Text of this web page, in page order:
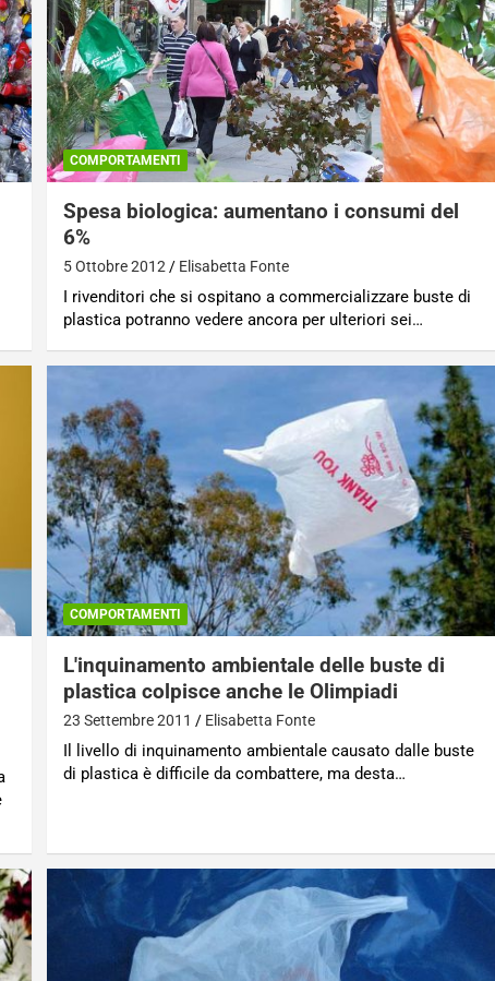
COMPORTAMENTI
Spesa biologica: aumentano i consumi del
6%
5 Ottobre 2012 Elisabetta Fonte
I rivenditori che si ospitano a commercializzare buste di
plastica potranno vedere ancora per ulteriori sei…
COMPORTAMENTI
L'inquinamento ambientale delle buste di
plastica colpisce anche le Olimpiadi
23 Settembre 2011 Elisabetta Fonte
Il livello di inquinamento ambientale causato dalle buste
di plastica è difficile da combattere, ma desta…